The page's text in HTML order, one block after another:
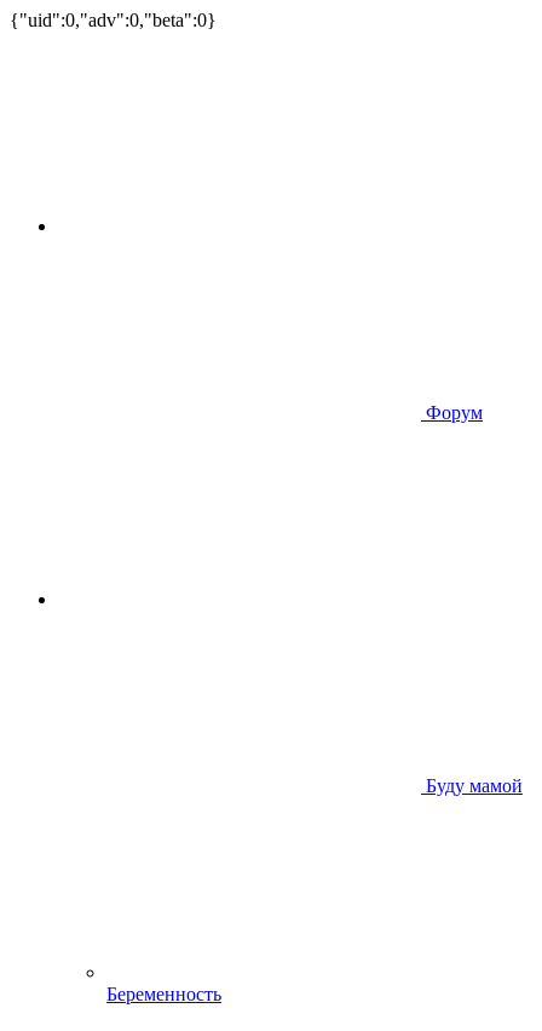
{"uid":0,"adv":0,"beta":0}
Форум
Буду мамой
Беременность